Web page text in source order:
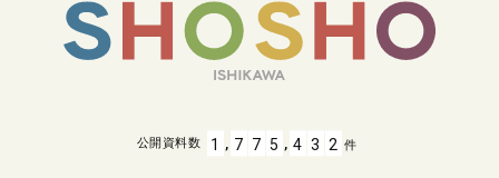
公開資料数 1 , 7 7 5 , 4 3 2 件